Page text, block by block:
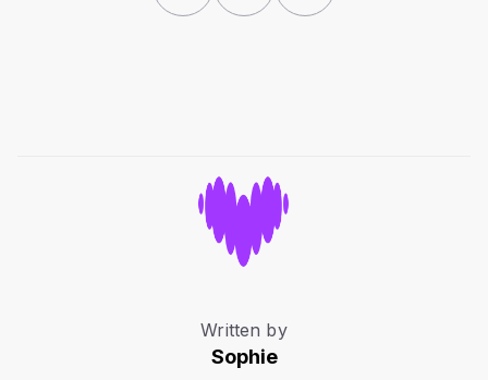
Written by
Sophie